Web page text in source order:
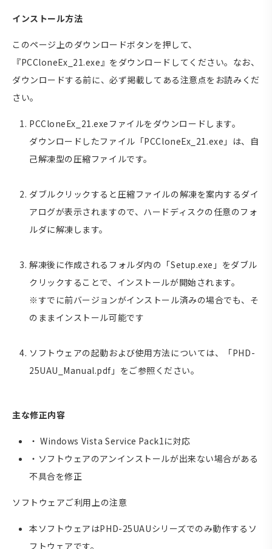
インストール方法
このページ上のダウンロードボタンを押して、
『PCCloneEx_21.exe』をダウンロードしてください。なお、
ダウンロードする前に、必ず掲載してある注意点をお読みくだ
さい。
PCCloneEx_21.exeファイルをダウンロードします。
ダウンロードしたファイル「PCCloneEx_21.exe」は、自
己解凍型の圧縮ファイルです。
ダブルクリックすると圧縮ファイルの解凍を案内するダイ
アログが表示されますので、ハードディスクの任意のフォ
ルダに解凍します。
解凍後に作成されるフォルダ内の「Setup.exe」をダブル
クリックすることで、インストールが開始されます。
※すでに前バージョンがインストール済みの場合でも、そ
のままインストール可能です
ソフトウェアの起動および使用方法については、「PHD-
25UAU_Manual.pdf」をご参照ください。
主な修正内容
・ Windows Vista Service Pack1に対応
・ソフトウェアのアンインストールが出来ない場合がある
不具合を修正
ソフトウェアご利用上の注意
本ソフトウェアはPHD-25UAUシリーズでのみ動作するソ
フトウェアです。